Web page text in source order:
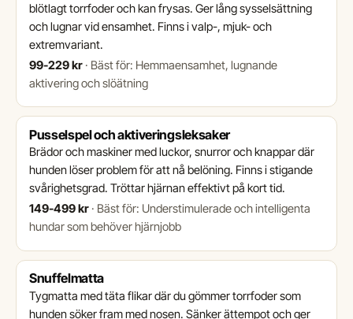
blötlagt torrfoder och kan frysas. Ger lång sysselsättning
och lugnar vid ensamhet. Finns i valp-, mjuk- och
extremvariant.
99-229 kr · Bäst för: Hemmaensamhet, lugnande
aktivering och slöätning
Pusselspel och aktiveringsleksaker
Brädor och maskiner med luckor, snurror och knappar där
hunden löser problem för att nå belöning. Finns i stigande
svårighetsgrad. Tröttar hjärnan effektivt på kort tid.
149-499 kr · Bäst för: Understimulerade och intelligenta
hundar som behöver hjärnjobb
Snuffelmatta
Tygmatta med täta flikar där du gömmer torrfoder som
hunden söker fram med nosen. Sänker ättempot och ger